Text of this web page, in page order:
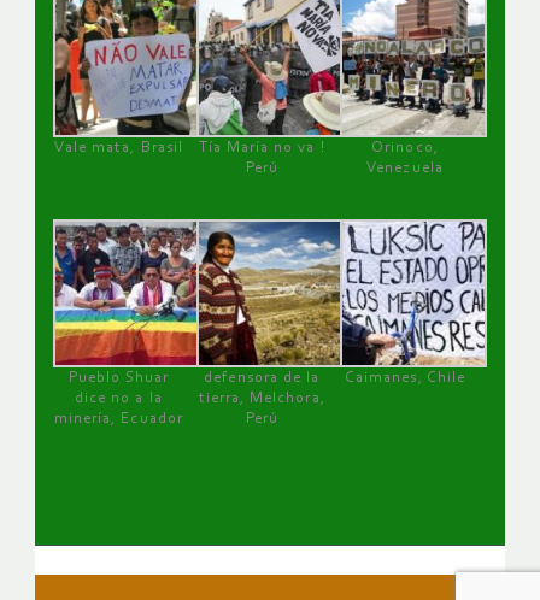
Vale mata, Brasil
Tía María no va !
Perú
Orinoco,
Venezuela
Pueblo Shuar
dice no a la
minería, Ecuador
defensora de la
tierra, Melchora,
Perú
Caimanes, Chile